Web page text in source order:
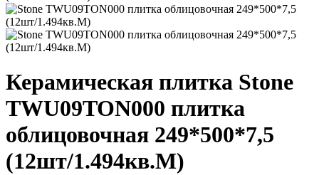
Керамическая плитка Stone
TWU09TON000 плитка
облицовочная 249*500*7,5
(12шт/1.494кв.М)